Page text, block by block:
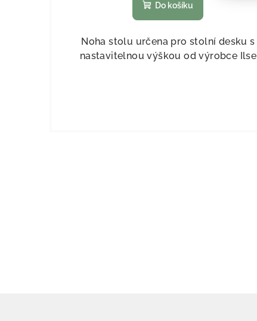
Do košíku
Noha stolu určena pro stolní desku s
nastavitelnou výškou od výrobce Ilse